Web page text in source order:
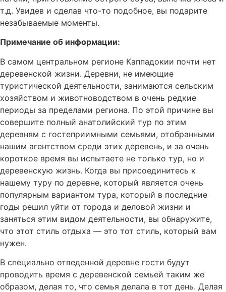
т.д. Увидев и сделав что-то подобное, вы подарите
незабываемые моменты.
Примечание об информации:
В самом центральном регионе Каппадокии почти нет
деревенской жизни. Деревни, не имеющие
туристической деятельности, занимаются сельским
хозяйством и животноводством в очень редкие
периоды за пределами региона. По этой причине вы
совершите полный анатолийский тур по этим
деревням с гостеприимными семьями, отобранными
нашим агентством среди этих деревень, и за очень
короткое время вы испытаете не только тур, но и
деревенскую жизнь. Когда вы присоединитесь к
нашему туру по деревне, который является очень
популярным вариантом тура, который в последние
годы решил уйти от города и деловой жизни и
заняться этим видом деятельности, вы обнаружите,
что этот стиль отдыха — это тот стиль, который вам
нужен.
В специально отведенной деревне гости будут
проводить время с деревенской семьей таким же
образом, делая то, что семья делала в тот день. Делая